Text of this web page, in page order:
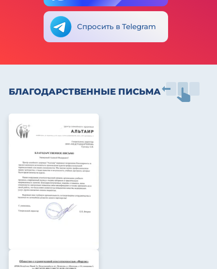
Спросить в Telegram
БЛАГОДАРСТВЕННЫЕ ПИСЬМА